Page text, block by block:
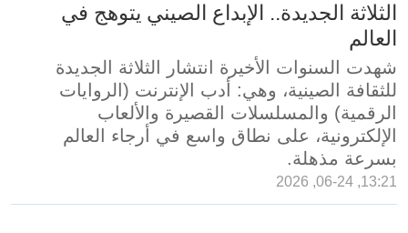
الثلاثة الجديدة.. الإبداع الصيني يتوهج في
العالم
شهدت السنوات الأخيرة انتشار الثلاثة الجديدة
للثقافة الصينية، وهي: أدب الإنترنت (الروايات
الرقمية) والمسلسلات القصيرة والألعاب
الإلكترونية، على نطاق واسع في أرجاء العالم
بسرعة مذهلة.
13:21, 06-24, 2026